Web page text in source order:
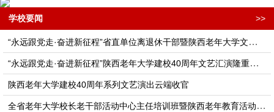
>>
学校要闻
“永远跟党走·奋进新征程”省直单位离退休干部暨陕西老年大学文艺演出隆重举行
“永远跟党走·奋进新征程”陕西老年大学建校40周年文艺汇演隆重举行
陕西老年大学建校40周年系列文艺演出云端收官
全省老年大学校长老干部活动中心主任培训班​​​​​暨陕西老年教育活动高质量发展座谈会在西安举办